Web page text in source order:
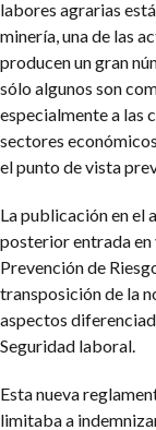
labores agrarias
minería, una de las
producen un gran
sólo algunos son
especialmente a las
sectores
el punto de vista
La publicación en el
posterior entrada en
Prevención de
transposición de la
aspectos
Seguridad laboral.
Esta nueva
limitaba a